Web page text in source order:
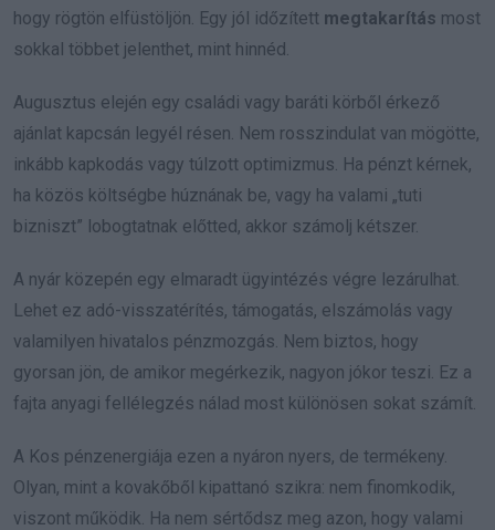
hogy rögtön elfüstöljön. Egy jól időzített megtakarítás most
sokkal többet jelenthet, mint hinnéd.
Augusztus elején egy családi vagy baráti körből érkező
ajánlat kapcsán legyél résen. Nem rosszindulat van mögötte,
inkább kapkodás vagy túlzott optimizmus. Ha pénzt kérnek,
ha közös költségbe húznának be, vagy ha valami „tuti
bizniszt” lobogtatnak előtted, akkor számolj kétszer.
A nyár közepén egy elmaradt ügyintézés végre lezárulhat.
Lehet ez adó-visszatérítés, támogatás, elszámolás vagy
valamilyen hivatalos pénzmozgás. Nem biztos, hogy
gyorsan jön, de amikor megérkezik, nagyon jókor teszi. Ez a
fajta anyagi fellélegzés nálad most különösen sokat számít.
A Kos pénzenergiája ezen a nyáron nyers, de termékeny.
Olyan, mint a kovakőből kipattanó szikra: nem finomkodik,
viszont működik. Ha nem sértődsz meg azon, hogy valami